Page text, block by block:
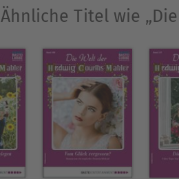
Ähnliche Titel wie